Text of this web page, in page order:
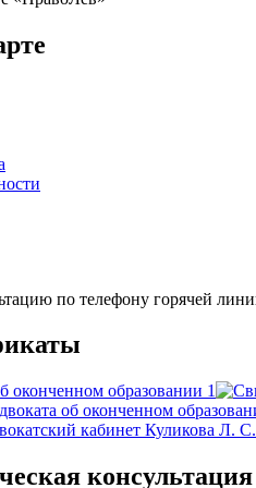
по телефону горячей
консультация